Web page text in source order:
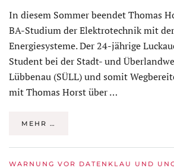
In diesem Sommer beendet Thomas
BA-Studium der Elektrotechnik mit
Energiesysteme. Der 24-jährige
Student bei der Stadt- und
Lübbenau (SÜLL) und somit
mit Thomas Horst über …
MEHR …
WARNUNG VOR DATENKLAU UND